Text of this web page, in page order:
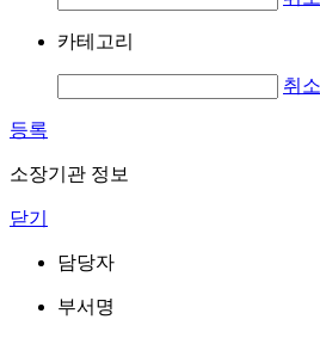
카테고리
취소
등록
소장기관 정보
닫기
담당자
부서명